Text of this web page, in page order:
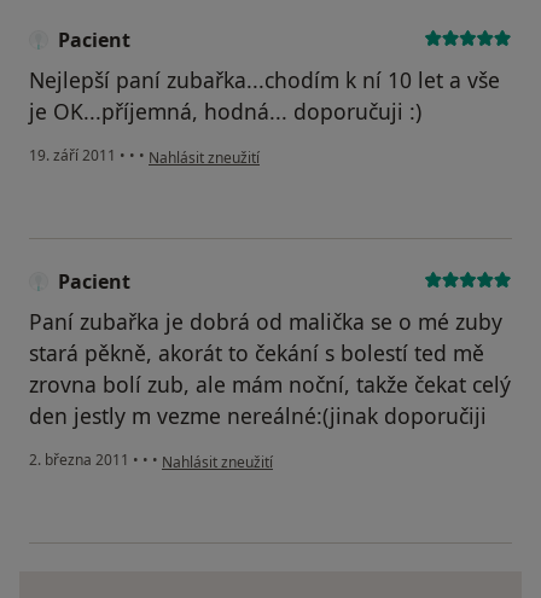
Pacient
Nejlepší paní zubařka...chodím k ní 10 let a vše
je OK...příjemná, hodná... doporučuji :)
19. září 2011 • • • podle názoru uživatele Pacient
Nahlásit zneužití
Pacient
Paní zubařka je dobrá od malička se o mé zuby
stará pěkně, akorát to čekání s bolestí ted mě
zrovna bolí zub, ale mám noční, takže čekat celý
den jestly m vezme nereálné:(jinak doporučiji
2. března 2011 • • • podle názoru uživatele Pacient
Nahlásit zneužití